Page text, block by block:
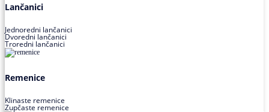
Lančanici
Jednoredni lančanici
Dvoredni lančanici
Troredni lančanici
Remenice
Klinaste remenice
Zupčaste remenice